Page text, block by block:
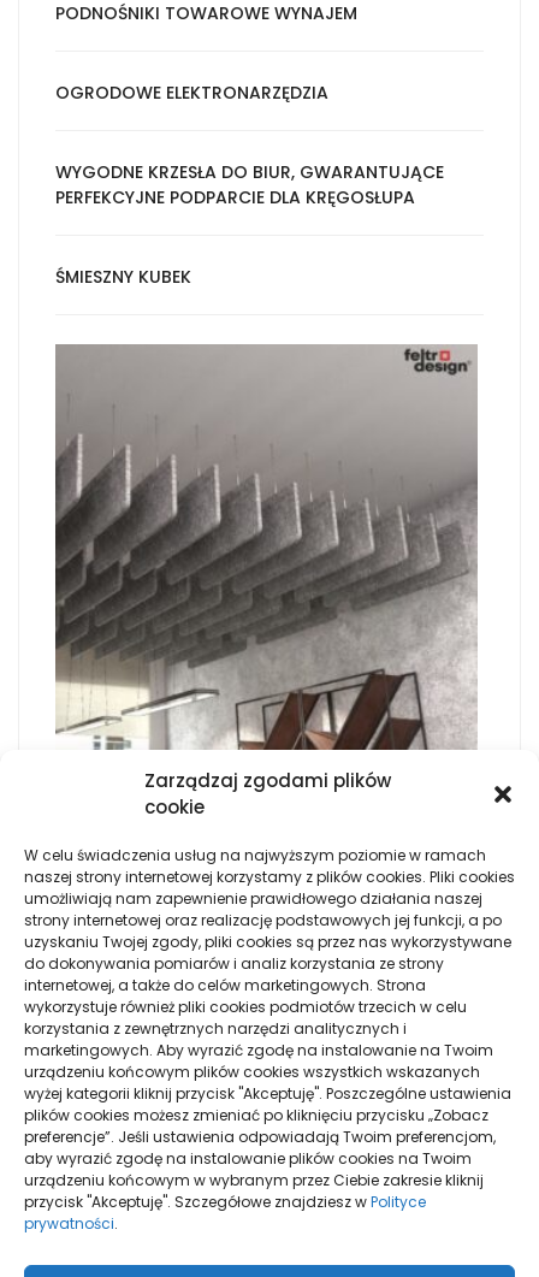
Zarządzaj zgodami plików
cookie
W celu świadczenia usług na najwyższym poziomie w ramach
naszej strony internetowej korzystamy z plików cookies. Pliki cookies
umożliwiają nam zapewnienie prawidłowego działania naszej
strony internetowej oraz realizację podstawowych jej funkcji, a po
uzyskaniu Twojej zgody, pliki cookies są przez nas wykorzystywane
do dokonywania pomiarów i analiz korzystania ze strony
internetowej, a także do celów marketingowych. Strona
wykorzystuje również pliki cookies podmiotów trzecich w celu
korzystania z zewnętrznych narzędzi analitycznych i
marketingowych. Aby wyrazić zgodę na instalowanie na Twoim
urządzeniu końcowym plików cookies wszystkich wskazanych
wyżej kategorii kliknij przycisk "Akceptuję". Poszczególne ustawienia
plików cookies możesz zmieniać po kliknięciu przycisku „Zobacz
preferencje”. Jeśli ustawienia odpowiadają Twoim preferencjom,
aby wyrazić zgodę na instalowanie plików cookies na Twoim
urządzeniu końcowym w wybranym przez Ciebie zakresie kliknij
przycisk "Akceptuję". Szczegółowe znajdziesz wPolityce
prywatności.
PODNOŚNIKI TOWAROWE WYNAJEM
OGRODOWE ELEKTRONARZĘDZIA
WYGODNE KRZESŁA DO BIUR, GWARANTUJĄCE
PERFEKCYJNE PODPARCIE DLA KRĘGOSŁUPA
ŚMIESZNY KUBEK
FILC PET AKUSTYCZNY
5 SPOSOBÓW NA RZUCENIE PALENIA NA DOBRE
PRACA ZA GRANICĄ - POMOC SENIOROM
W JAKI SPOSÓB POWSTAJE WYDAJNA REKLAMA
ORAZ WIZUALIZACJA FIRM?
Polityka plików